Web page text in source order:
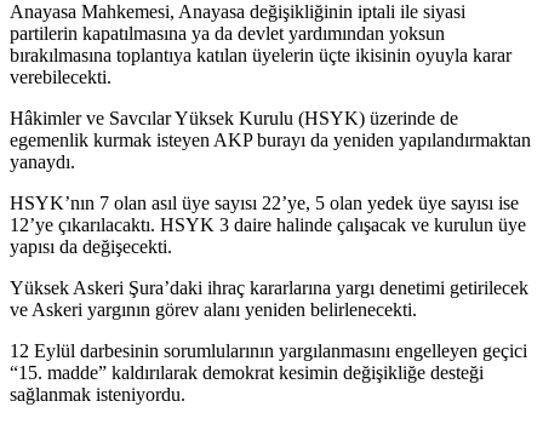
Anayasa Mahkemesi, Anayasa değişikliğinin iptali ile siyasi
partilerin kapatılmasına ya da devlet yardımından yoksun
bırakılmasına toplantıya katılan üyelerin üçte ikisinin oyuyla karar
verebilecekti.
Hâkimler ve Savcılar Yüksek Kurulu (HSYK) üzerinde de
egemenlik kurmak isteyen AKP burayı da yeniden yapılandırmaktan
yanaydı.
HSYK’nın 7 olan asıl üye sayısı 22’ye, 5 olan yedek üye sayısı ise
12’ye çıkarılacaktı. HSYK 3 daire halinde çalışacak ve kurulun üye
yapısı da değişecekti.
Yüksek Askeri Şura’daki ihraç kararlarına yargı denetimi getirilecek
ve Askeri yargının görev alanı yeniden belirlenecekti.
12 Eylül darbesinin sorumlularının yargılanmasını engelleyen geçici
“15. madde” kaldırılarak demokrat kesimin değişikliğe desteği
sağlanmak isteniyordu.